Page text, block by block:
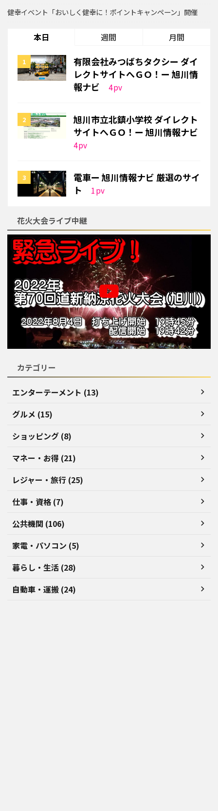
健幸イベント「おいしく健幸に！ポイントキャンペーン」開催
本日 週間 月間
有限会社みつばちタクシー ダイ
レクトサイトへＧＯ！ー 旭川情
報ナビ
4pv
旭川市立北鎮小学校 ダイレクト
サイトへＧＯ！ー 旭川情報ナビ
4pv
電車ー 旭川情報ナビ 厳選のサイ
ト
1pv
花火大会ライブ中継
カテゴリー
エンターテーメント (13)
グルメ (15)
ショッピング (8)
マネー・お得 (21)
レジャー・旅行 (25)
仕事・資格 (7)
公共機関 (106)
家電・パソコン (5)
暮らし・生活 (28)
自動車・運搬 (24)